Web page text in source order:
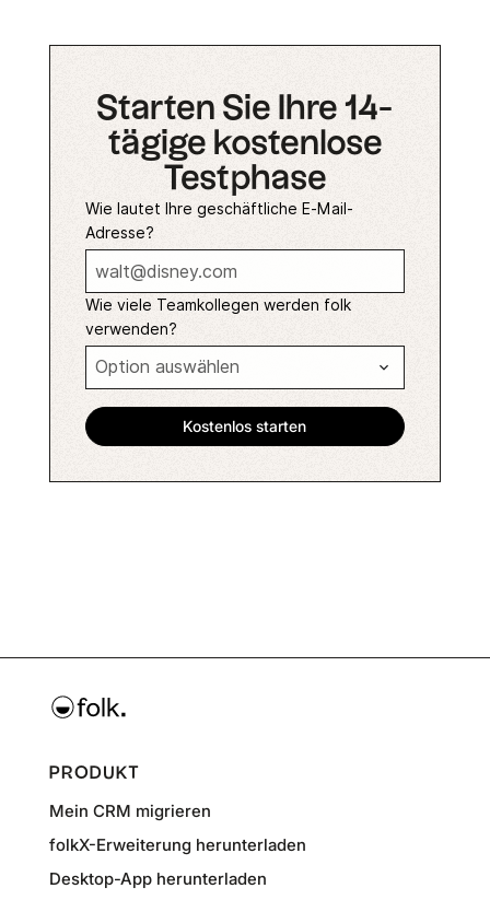
Starten Sie Ihre 14-
tägige kostenlose
Testphase
Wie lautet Ihre geschäftliche E-Mail-
Adresse?
Wie viele Teamkollegen werden folk
verwenden?
PRODUKT
Mein CRM migrieren
folkX-Erweiterung herunterladen
Desktop-App herunterladen